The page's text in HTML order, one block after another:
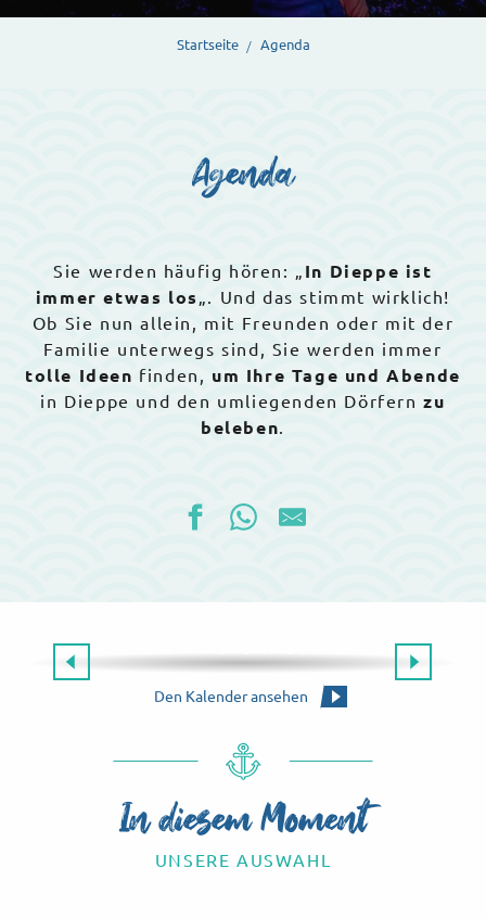
Startseite Agenda
Agenda
Sie werden häufig hören: „ In Dieppe ist
immer etwas los „. Und das stimmt wirklich!
Ob Sie nun allein, mit Freunden oder mit der
Familie unterwegs sind, Sie werden immer
tolle Ideen finden, um Ihre Tage und Abende
in Dieppe und den umliegenden Dörfernzu
beleben.
Den Kalender ansehen
Die Agenda für dieses Wochenende
In diesem Moment
UNSERE AUSWAHL